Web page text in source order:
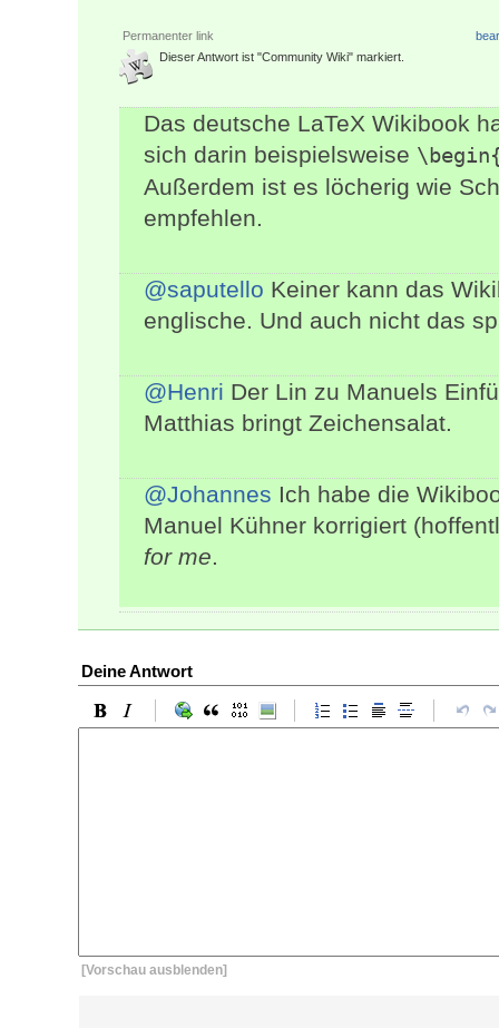
Permanenter link
Dieser Antwort ist "Community Wiki" markiert.
Das deutsche LaTeX Wikibook
sich darin beispielsweise
Außerdem ist es löcherig wie
empfehlen.
@saputello Keiner kann das
englische. Und auch nicht das
@Henri Der Lin zu Manuels
Matthias bringt Zeichensalat.
@Johannes Ich habe die
Manuel Kühner korrigiert
for me.
Deine Antwort
[Vorschau ausblenden]